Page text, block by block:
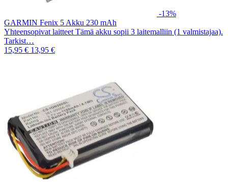
-13%
GARMIN Fenix 5 Akku 230 mAh
Yhteensopivat laitteet Tämä akku sopii 3 laitemalliin (1 valmistajaa).
Tarkist…
15,95 € 13,95 €